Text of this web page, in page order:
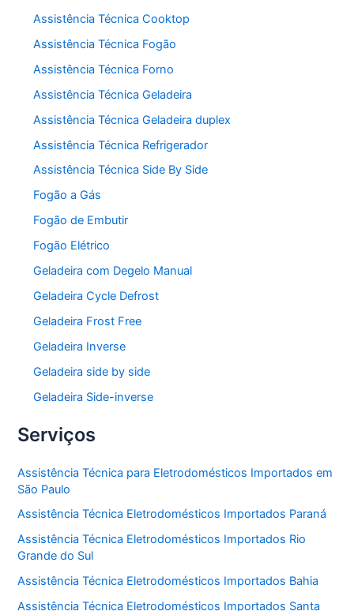
Assistência Técnica Cooktop
Assistência Técnica Fogão
Assistência Técnica Forno
Assistência Técnica Geladeira
Assistência Técnica Geladeira duplex
Assistência Técnica Refrigerador
Assistência Técnica Side By Side
Fogão a Gás
Fogão de Embutir
Fogão Elétrico
Geladeira com Degelo Manual
Geladeira Cycle Defrost
Geladeira Frost Free
Geladeira Inverse
Geladeira side by side
Geladeira Side-inverse
Serviços
Assistência Técnica para Eletrodomésticos Importados em
São Paulo
Assistência Técnica Eletrodomésticos Importados Paraná
Assistência Técnica Eletrodomésticos Importados Rio
Grande do Sul
Assistência Técnica Eletrodomésticos Importados Bahia
Assistência Técnica Eletrodomésticos Importados Santa